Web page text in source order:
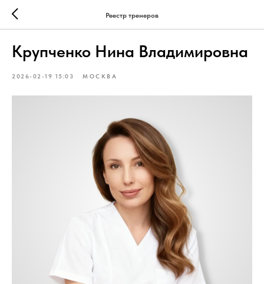
Реестр тренеров
Крупченко Нина Владимировна
2026-02-19 15:03 МОСКВА